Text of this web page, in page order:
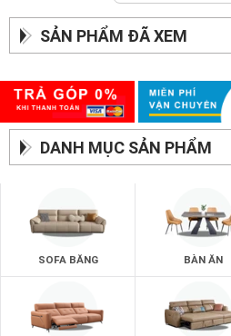
SẢN PHẨM ĐÃ XEM
DANH MỤC SẢN PHẨM
SOFA BĂNG BÀN ĂN